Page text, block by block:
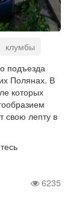
клумбы
подъезда
Полянах. В
которых
свою лепту в
6235